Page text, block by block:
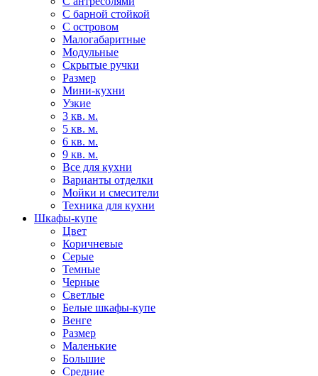
С барной стойкой
С островом
Малогабаритные
Модульные
Скрытые ручки
Размер
Мини-кухни
Узкие
3 кв. м.
5 кв. м.
6 кв. м.
9 кв. м.
Все для кухни
Варианты отделки
Мойки и смесители
Техника для кухни
Шкафы-купе
Цвет
Коричневые
Серые
Темные
Черные
Светлые
Белые шкафы-купе
Венге
Размер
Маленькие
Большие
Средние